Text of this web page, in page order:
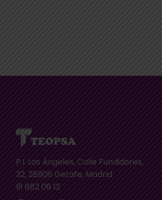
P.I. Los Ángeles, Calle Fundidores,
32, 28906 Getafe, Madrid
91 682 06 12